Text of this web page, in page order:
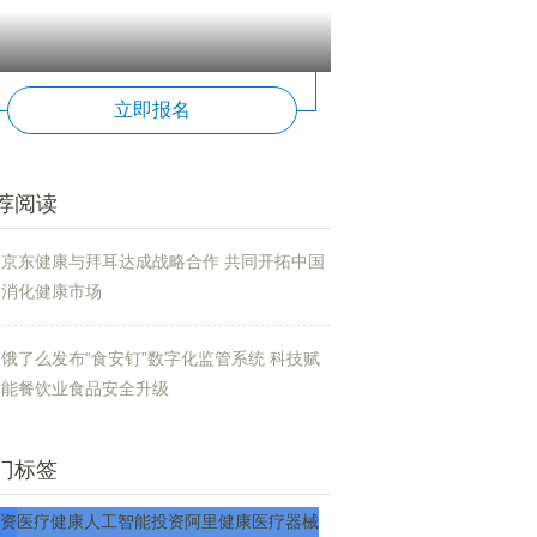
立即报名
阅读
京东健康与拜耳达成战略合作 共同开拓中国
消化健康市场
饿了么发布“食安钉”数字化监管系统 科技赋
能餐饮业食品安全升级
标签
医疗健康人工智能投资阿里健康医疗器械